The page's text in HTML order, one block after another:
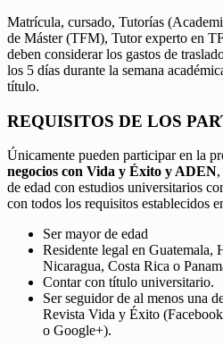
Matrícula, cursado, Tutorías
de Máster (TFM), Tutor experto en
deben considerar los gastos de
los 5 días durante la semana
título.
REQUISITOS DE LOS
Únicamente pueden participar en la
negocios con Vida y Éxito y ADEN
de edad con estudios universitarios
con todos los requisitos establecidos
Ser mayor de edad
Residente legal en Guatemala,
Nicaragua, Costa Rica o
Contar con título universitario.
Ser seguidor de al menos una
Revista Vida y Éxito
o Google+).